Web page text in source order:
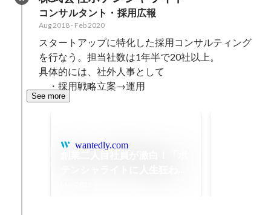
コンサルタント・採用広報
Aug 2018- Feb 2020
スタートアップに特化した採用コンサルティング
を行なう。担当社数は1年半で20社以上。
具体的には、社外人事として
・採用戦略立案→運用
See more
wantedly.com